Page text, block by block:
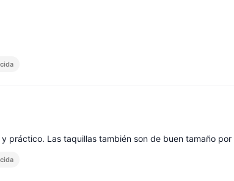
y práctico. Las taquillas también son de buen tamaño